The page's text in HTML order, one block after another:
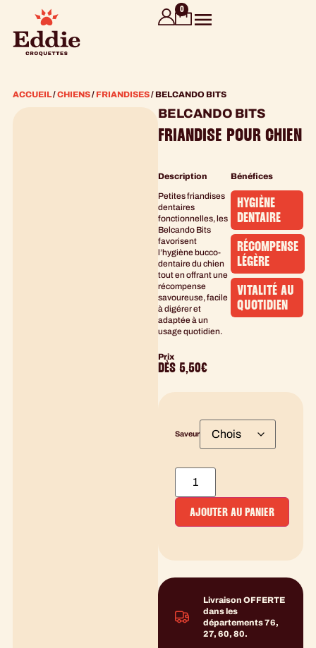
0
ACCUEIL/CHIENS/ FRIANDISES/ BELCANDO BITS
BELCANDO BITS
FRIANDISE POUR CHIEN
Description
Petites friandises
dentaires
fonctionnelles, les
Belcando Bits
favorisent
l’hygiène bucco-
dentaire du chien
tout en offrant une
récompense
savoureuse, facile
à digérer et
adaptée à un
usage quotidien.
Bénéfices
HYGIÈNE
DENTAIRE
RÉCOMPENSE
LÉGÈRE
VITALITÉ AU
QUOTIDIEN
Prix
DÈS 5,50€
Saveur
AJOUTER AU PANIER
Livraison OFFERTE
dans les
départements 76,
27, 60, 80.